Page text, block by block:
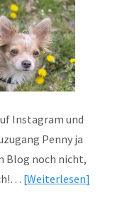
Instagram und
Penny ja
Blog noch nicht,
Weiterlesen